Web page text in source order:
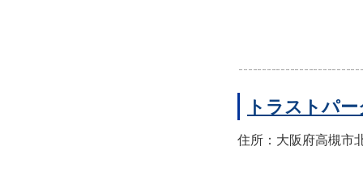
トラストパ
住所：大阪府高槻市